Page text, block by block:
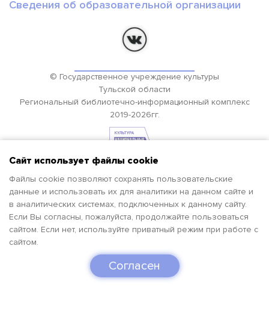
Сайт использует файлы cookie
Файлы cookie позволяют сохранять пользовательские
данные и использовать их для аналитики на данном сайте и
в аналитических системах, подключенных к данному сайту.
Если Вы согласны, пожалуйста, продолжайте пользоваться
сайтом. Если нет, используйте приватный режим при работе с
сайтом.
Согласен
Сведения об образовательной организации
© Государственное учреждение культуры
Тульской области
Региональный библиотечно-информационный комплекс
2019-2026гг.